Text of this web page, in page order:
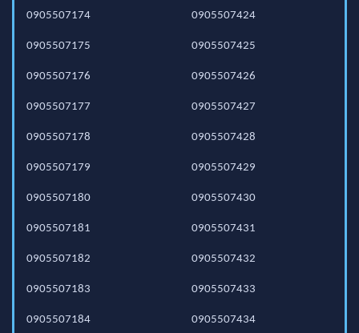
0905507174
0905507175
0905507176
0905507177
0905507178
0905507179
0905507180
0905507181
0905507182
0905507183
0905507184
0905507424
0905507425
0905507426
0905507427
0905507428
0905507429
0905507430
0905507431
0905507432
0905507433
0905507434